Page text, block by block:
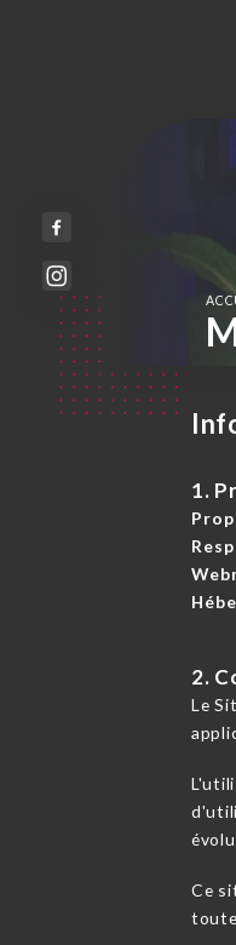
1.
2.
Le
Ce